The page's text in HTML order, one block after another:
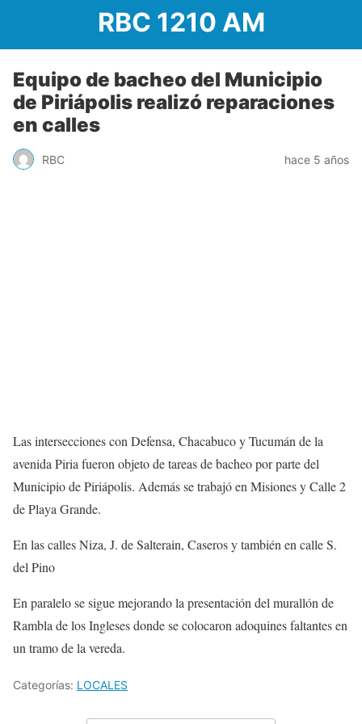
RBC 1210 AM
Equipo de bacheo del Municipio
de Piriápolis realizó reparaciones
en calles
RBC hace 5 años
Las intersecciones con Defensa, Chacabuco y Tucumán de la
avenida Piria fueron objeto de tareas de bacheo por parte del
Municipio de Piriápolis. Además se trabajó en Misiones y Calle 2
de Playa Grande.
En las calles Niza, J. de Salterain, Caseros y también en calle S.
del Pino
En paralelo se sigue mejorando la presentación del murallón de
Rambla de los Ingleses donde se colocaron adoquines faltantes en
un tramo de la vereda.
Categorías: LOCALES